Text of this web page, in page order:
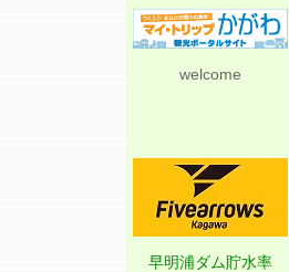
welcome
早明浦ダム貯水率